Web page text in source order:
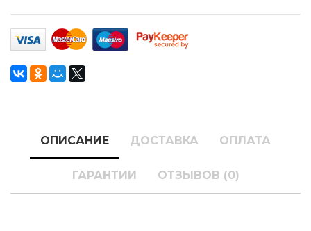
ОПИСАНИЕ ДОСТАВКА ОПЛАТА
ГАРАНТИИ ОТЗЫВОВ (0)